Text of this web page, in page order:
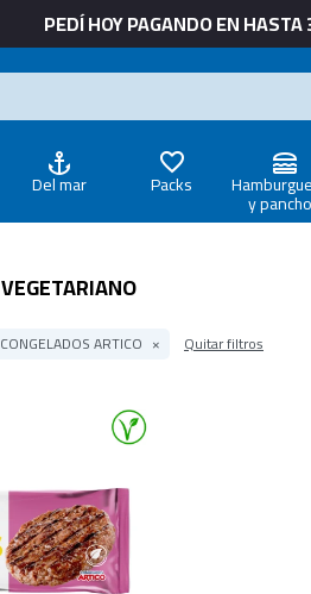
PEDÍ HOY PAGANDO EN
Del mar Packs
y
CONGELADOS ARTICO Quitar filtros